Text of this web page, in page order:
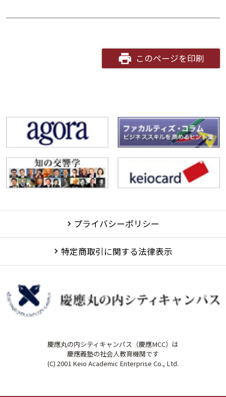
このページを印刷
プライバシーポリシー
特定商取引に関する法律表示
慶應丸の内シティキャンパス（慶應MCC）は
慶應義塾の社会人教育機関です
(C) 2001 Keio Academic Enterprise Co., Ltd.